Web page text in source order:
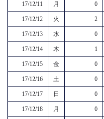
17/12/11 月 0
17/12/12 火 2
17/12/13 水 0
17/12/14 木 1
17/12/15 金 0
17/12/16 土 0
17/12/17 日 0
17/12/18 月 0